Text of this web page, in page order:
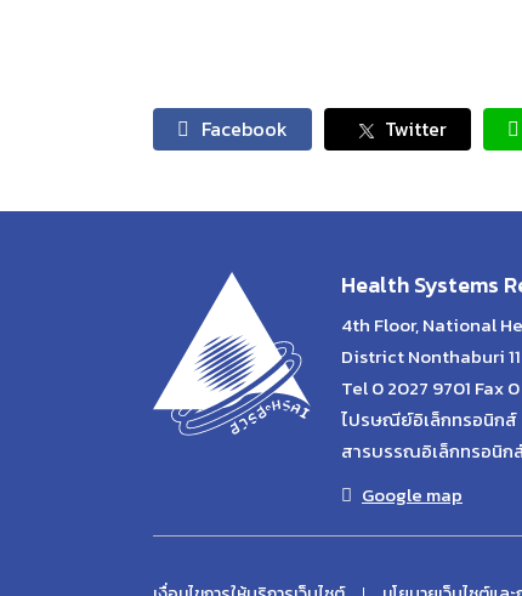
Facebook Twitter
Health Systems
4th Floor, National
District Nonthaburi
Tel 0 2027 9701 Fax
ไปรษณีย์อิเล็กทรอนิกส์
สารบรรณอิเล็กทรอนิก
Google map